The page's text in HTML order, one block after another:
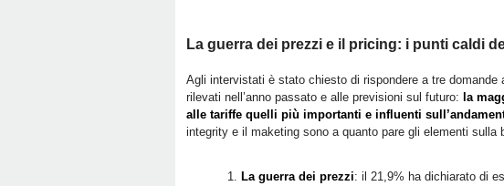
La guerra dei prezzi e il pricing: i punti caldi
Agli intervistati è stato chiesto di rispondere a tre
rilevati nell’anno passato e alle previsioni sul futuro: la
alle tariffe quelli più importanti e influenti
integrity e il maketing sono a quanto pare gli elementi sulla
La guerra dei prezzi: il 21,9% ha dichiarato di